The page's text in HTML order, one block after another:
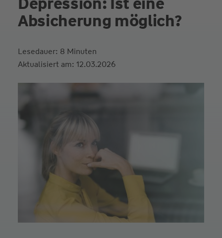
Absicherung möglich?
Lesedauer: 8 Minuten
Aktualisiert am: 12.03.2026